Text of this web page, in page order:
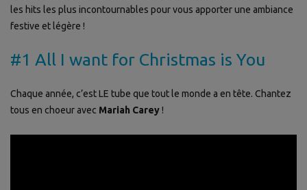
les hits les plus incontournables pour vous apporter une ambiance
festive et légère !
#1 All I want for Christmas is You
Chaque année, c’est LE tube que tout le monde a en tête. Chantez
tous en choeur avec Mariah Carey!